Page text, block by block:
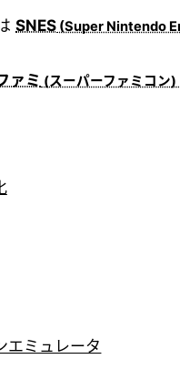
SNES
ァミ
エミュレータ